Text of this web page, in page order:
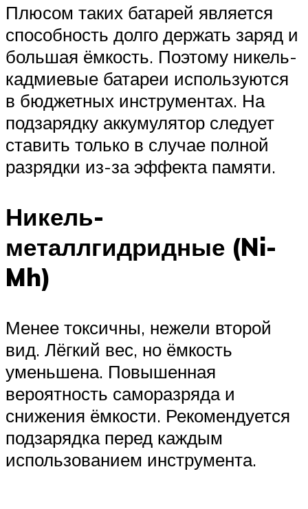
Плюсом таких батарей является
способность долго держать заряд и
большая ёмкость. Поэтому никель-
кадмиевые батареи используются
в бюджетных инструментах. На
подзарядку аккумулятор следует
ставить только в случае полной
разрядки из-за эффекта памяти.
Никель-
металлгидридные (Ni-
Mh)
Менее токсичны, нежели второй
вид. Лёгкий вес, но ёмкость
уменьшена. Повышенная
вероятность саморазряда и
снижения ёмкости. Рекомендуется
подзарядка перед каждым
использованием инструмента.